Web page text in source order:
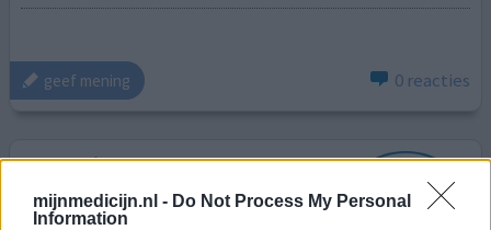
mijnmedicijn.nl - Do Not Process My Personal
Information
geef mening 0 reacties
Paroxetine
24-11-2022 | Man | 65
paroxetine (10mg)